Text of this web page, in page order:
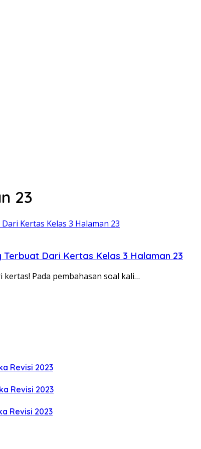
23
Dari Kertas Kelas 3 Halaman 23
Pada pembahasan soal kali…
Revisi 2023
Revisi 2023
Revisi 2023